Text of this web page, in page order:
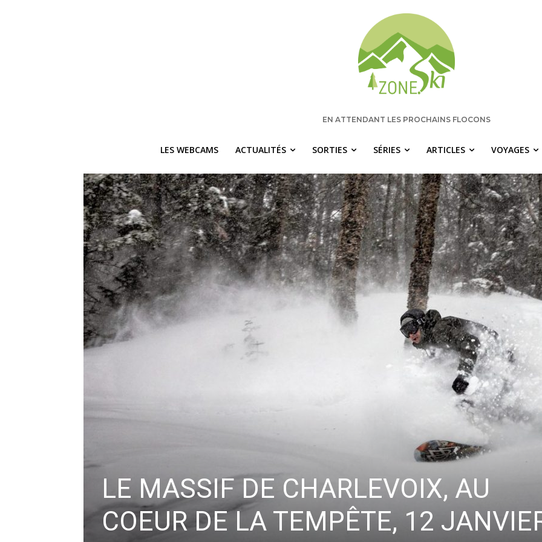
EN ATTENDANT LES PROCHAINS FLOCONS
LES WEBCAMS ACTUALITÉS SORTIES SÉRIES ARTICLES VOYAGES
LE MASSIF DE CHARLEVOIX, AU
COEUR DE LA TEMPÊTE, 12
Recevez chaque semaine les nouvelles pertinentes de Zone.Ski, des
idées de destinations et les alertes météo en exclusivité.
VOTRE ADRESSE COURRIEL
Vous pourrez vous désabonner à tout moment.